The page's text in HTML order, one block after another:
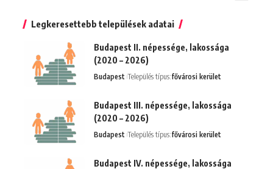
Legkeresettebb települések adatai
Budapest II. népessége, lakossága
(2020 – 2026)
Budapest Település típus:fővárosi kerület
Budapest III. népessége, lakossága
(2020 – 2026)
Budapest Település típus:fővárosi kerület
Budapest IV. népessége, lakossága